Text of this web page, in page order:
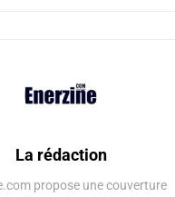
La rédaction
propose une couverture